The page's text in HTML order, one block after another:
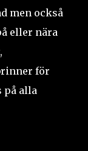
men också
eller nära
för
på alla